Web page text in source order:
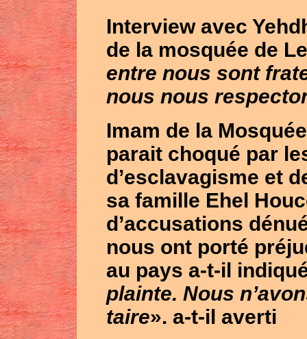
Interview avec
de la mosquée de
entre nous sont
nous nous
Imam de la
parait choqué par
d’esclavagisme et
sa famille Ehel
d’accusations
nous ont porté
au pays a-t-il
plainte. Nous
taire». a-t-il averti